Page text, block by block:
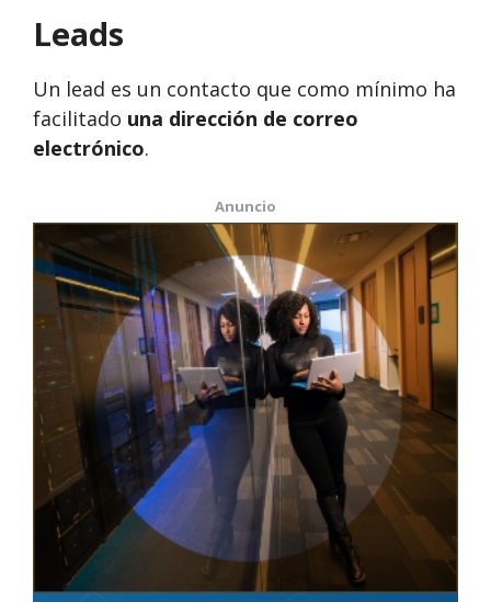
Leads
Un lead es un contacto que como mínimo ha
facilitado una dirección de correo
electrónico.
Anuncio